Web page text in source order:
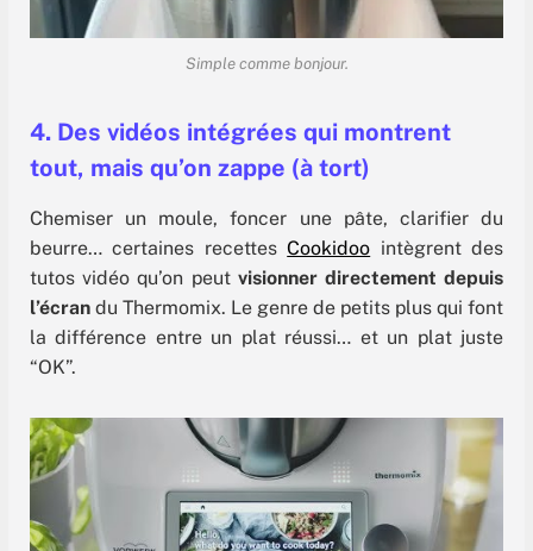
Simple comme bonjour.
4. Des vidéos intégrées qui montrent
tout, mais qu’on zappe (à tort)
Chemiser un moule, foncer une pâte, clarifier du
beurre… certaines recettesCookidoo intègrent des
tutos vidéo qu’on peut visionner directement depuis
l’écran du Thermomix. Le genre de petits plus qui font
la différence entre un plat réussi… et un plat juste
“OK”.